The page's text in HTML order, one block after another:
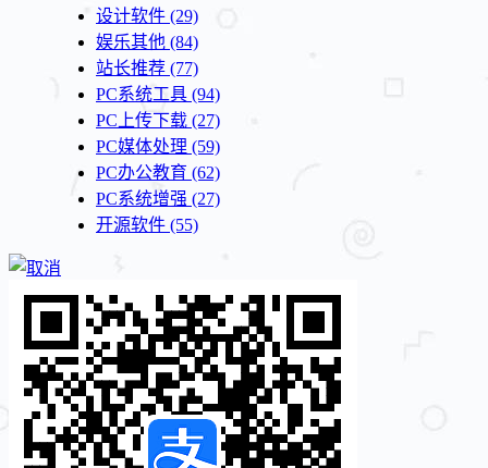
设计软件 (29)
娱乐其他 (84)
站长推荐 (77)
PC系统工具 (94)
PC上传下载 (27)
PC媒体处理 (59)
PC办公教育 (62)
PC系统增强 (27)
开源软件 (55)